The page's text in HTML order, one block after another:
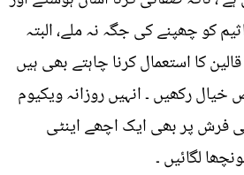
کو چھپنے کی جگہ نہ ملے، البتہ
کا استعمال کرنا چاہتے بھی ہیں
رکھیں ۔ انہیں روزانہ ویکیوم
فرش پر بھی ایک اچھے اینٹی
لگائیں ۔